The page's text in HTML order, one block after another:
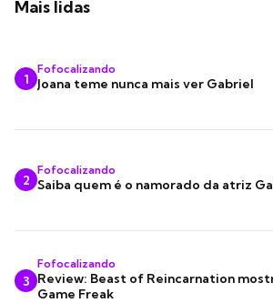
Mais lidas
1
Fofocalizando
Joana teme nunca mais ver Gabriel
2
Fofocalizando
Saiba quem é o namorado da atriz
3
Fofocalizando
Review: Beast of Reincarnation
Game Freak